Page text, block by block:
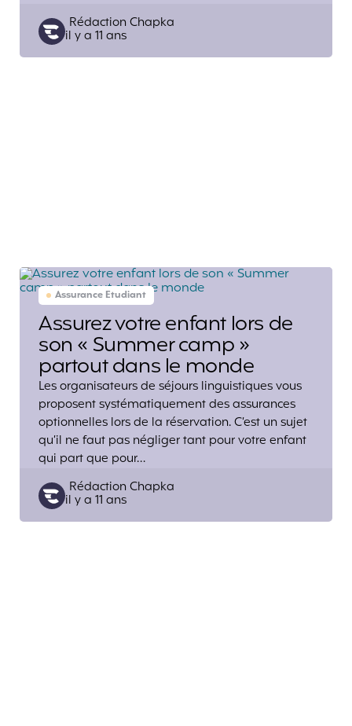
Posted
by
Rédaction Chapka
il y a 11 ans
Assurance Etudiant
Assurez votre enfant lors de
son « Summer camp »
partout dans le monde
Les organisateurs de séjours linguistiques vous
proposent systématiquement des assurances
optionnelles lors de la réservation. C’est un sujet
qu’il ne faut pas négliger tant pour votre enfant
qui part que pour…
Posted
by
Rédaction Chapka
il y a 11 ans